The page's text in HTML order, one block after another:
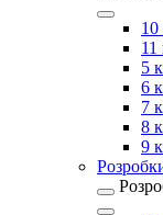
10
11
5
6
7
8
9